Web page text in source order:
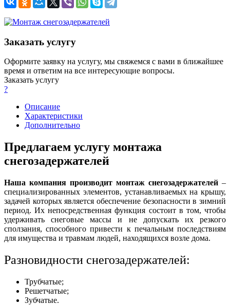
Заказать услугу
Оформите заявку на услугу, мы свяжемся с вами в ближайшее
время и ответим на все интересующие вопросы.
Заказать услугу
?
Описание
Характеристики
Дополнительно
Предлагаем услугу монтажа
снегозадержателей
Наша компания производит монтаж снегозадержателей –
специализированных элементов, устанавливаемых на крышу,
задачей которых является обеспечение безопасности в зимний
период. Их непосредственная функция состоит в том, чтобы
удерживать снеговые массы и не допускать их резкого
сползания, способного привести к печальным последствиям
для имущества и травмам людей, находящихся возле дома.
Разновидности снегозадержателей:
Трубчатые;
Решетчатые;
Зубчатые.